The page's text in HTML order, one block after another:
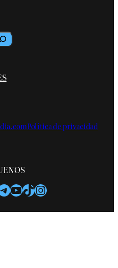
Política de privacidad
YouTube
TikTok
Instagram